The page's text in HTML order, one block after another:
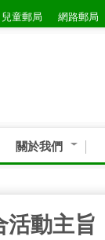
兒童郵局 網路郵局
關於我們
活動主旨